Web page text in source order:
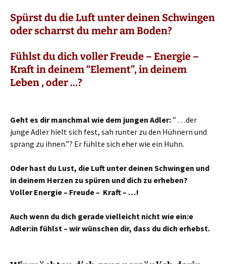
Spürst du die Luft unter deinen Schwingen
oder scharrst du mehr am Boden?
Fühlst du dich voller Freude – Energie –
Kraftin deinem “Element”,in deinem
Leben , oder …?
Geht es dir manchmal wie dem jungen Adler:” …der
junge Adler hielt sich fest, sah runter zu den Hühnern und
sprang zu ihnen.”? Er fühlte sich eher wie ein Huhn.
Oder hast du Lust, die Luft unter deinen Schwingen und
in deinem Herzen zu spüren und dich zu erheben?
Voller Energie – Freude – Kraft – …!
Auch wenn du dich gerade vielleicht nicht wie ein:e
Adler:in fühlst – wir wünschen dir, dass du dich erhebst.